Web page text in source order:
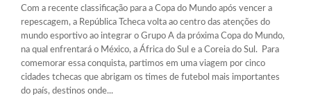
Com a recente classificação para a Copa do Mundo após vencer a
repescagem, a República Tcheca volta ao centro das atenções do
mundo esportivo ao integrar o Grupo A da próxima Copa do Mundo,
na qual enfrentará o México, a África do Sul e a Coreia do Sul. Para
comemorar essa conquista, partimos em uma viagem por cinco
cidades tchecas que abrigam os times de futebol mais importantes
do país, destinos onde...